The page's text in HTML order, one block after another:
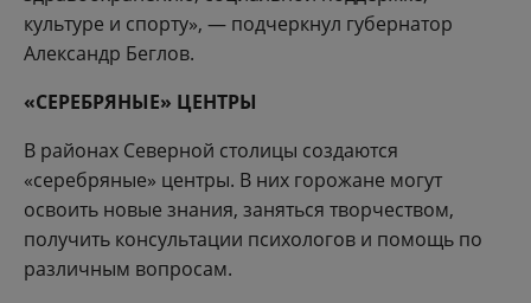
культуре и спорту», — подчеркнул губернатор
Александр Беглов.
«СЕРЕБРЯНЫЕ» ЦЕНТРЫ
В районах Северной столицы создаются
«серебряные» центры. В них горожане могут
освоить новые знания, заняться творчеством,
получить консультации психологов и помощь по
различным вопросам.